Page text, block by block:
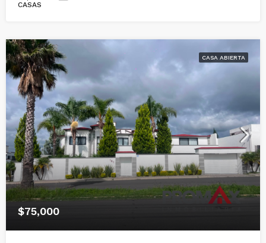
CASAS
CASA ABIERTA
$75,000